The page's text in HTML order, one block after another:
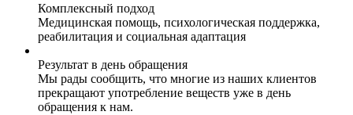
Комплексный подход
Медицинская помощь, психологическая поддержка,
реабилитация и социальная адаптация
Результат в день обращения
Мы рады сообщить, что многие из наших клиентов
прекращают употребление веществ уже в день
обращения к нам.